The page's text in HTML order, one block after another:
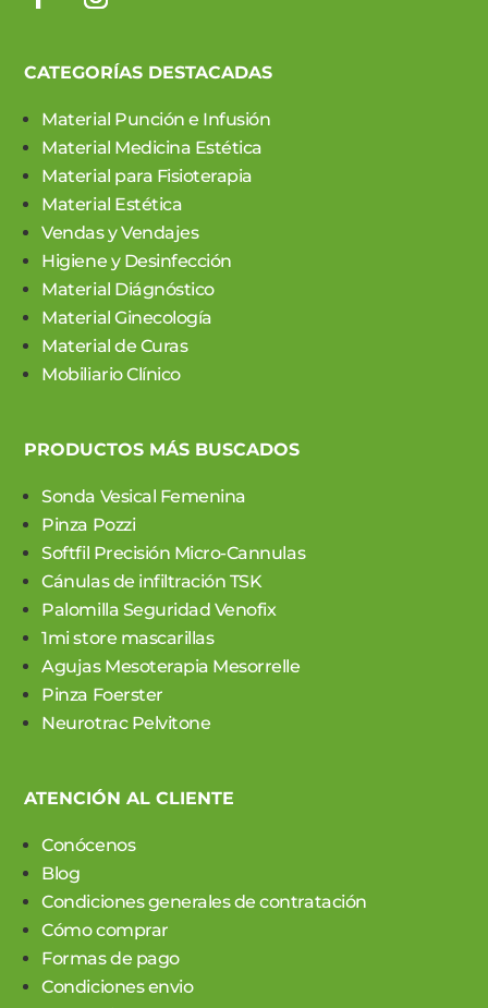
CATEGORÍAS DESTACADAS
Material Punción e Infusión
Material Medicina Estética
Material para Fisioterapia
Material Estética
Vendas y Vendajes
Higiene y Desinfección
Material Diágnóstico
Material Ginecología
Material de Curas
Mobiliario Clínico
PRODUCTOS MÁS BUSCADOS
Sonda Vesical Femenina
Pinza Pozzi
Softfil Precisión Micro-Cannulas
Cánulas de infiltración TSK
Palomilla Seguridad Venofix
1mi store mascarillas
Agujas Mesoterapia Mesorrelle
Pinza Foerster
Neurotrac Pelvitone
ATENCIÓN AL CLIENTE
Conócenos
Blog
Condiciones generales de contratación
Cómo comprar
Formas de pago
Condiciones envio